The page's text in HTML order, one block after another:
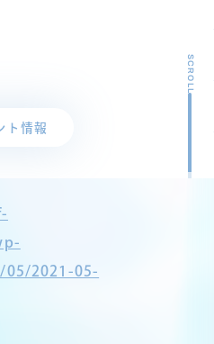
ト情報
SCROLL
2021-05-